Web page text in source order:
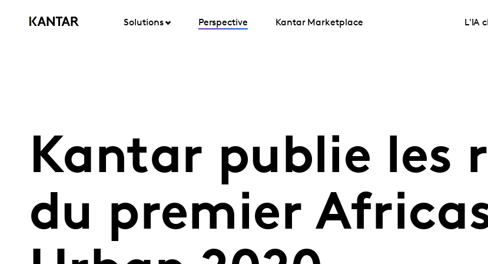
Solutions Perspective Kantar Marketplace L'IA
Kantar publie les
du premier